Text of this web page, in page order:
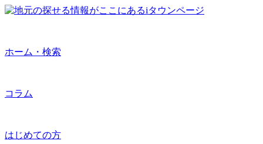
ホーム・検索
コラム
はじめての方